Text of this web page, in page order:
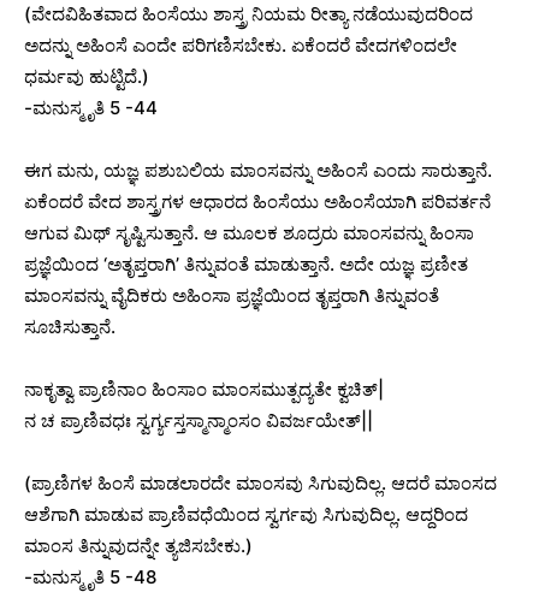
(ವೇದವಿಹಿತವಾದ ಹಿಂಸೆಯು ಶಾಸ್ತ್ರ ನಿಯಮ ರೀತ್ಯಾ ನಡೆಯುವುದರಿಂದ
ಅದನ್ನು ಅಹಿಂಸೆ ಎಂದೇ ಪರಿಗಣಿಸಬೇಕು. ಏಕೆಂದರೆ ವೇದಗಳಿಂದಲೇ
ಧರ್ಮವು ಹುಟ್ಟಿದೆ.)
-ಮನುಸ್ಮೃತಿ 5 -44
ಈಗ ಮನು, ಯಜ್ಞ ಪಶುಬಲಿಯ ಮಾಂಸವನ್ನು ಅಹಿಂಸೆ ಎಂದು ಸಾರುತ್ತಾನೆ.
ಏಕೆಂದರೆ ವೇದ ಶಾಸ್ತ್ರಗಳ ಆಧಾರದ ಹಿಂಸೆಯು ಅಹಿಂಸೆಯಾಗಿ ಪರಿವರ್ತನೆ
ಆಗುವ ಮಿಥ್ ಸೃಷ್ಟಿಸುತ್ತಾನೆ. ಆ ಮೂಲಕ ಶೂದ್ರರು ಮಾಂಸವನ್ನು ಹಿಂಸಾ
ಪ್ರಜ್ಞೆಯಿಂದ ‘ಅತೃಪ್ತರಾಗಿ’ ತಿನ್ನುವಂತೆ ಮಾಡುತ್ತಾನೆ. ಅದೇ ಯಜ್ಞ ಪ್ರಣೀತ
ಮಾಂಸವನ್ನು ವೈದಿಕರು ಅಹಿಂಸಾ ಪ್ರಜ್ಞೆಯಿಂದ ತೃಪ್ತರಾಗಿ ತಿನ್ನುವಂತೆ
ಸೂಚಿಸುತ್ತಾನೆ.
ನಾಕೃತ್ವಾ ಪ್ರಾಣಿನಾಂ ಹಿಂಸಾಂ ಮಾಂಸಮುತ್ಪದ್ಯತೇ ಕ್ವಚಿತ್|
ನ ಚ ಪ್ರಾಣಿವಧಃ ಸ್ವರ್ಗ್ಯಸ್ತಸ್ಮಾನ್ಮಾಂಸಂ ವಿವರ್ಜಯೇತ್||
(ಪ್ರಾಣಿಗಳ ಹಿಂಸೆ ಮಾಡಲಾರದೇ ಮಾಂಸವು ಸಿಗುವುದಿಲ್ಲ. ಆದರೆ ಮಾಂಸದ
ಆಶೆಗಾಗಿ ಮಾಡುವ ಪ್ರಾಣಿವಧೆಯಿಂದ ಸ್ವರ್ಗವು ಸಿಗುವುದಿಲ್ಲ. ಆದ್ದರಿಂದ
ಮಾಂಸ ತಿನ್ನುವುದನ್ನೇ ತ್ಯಜಿಸಬೇಕು.)
-ಮನುಸ್ಮೃತಿ 5 -48